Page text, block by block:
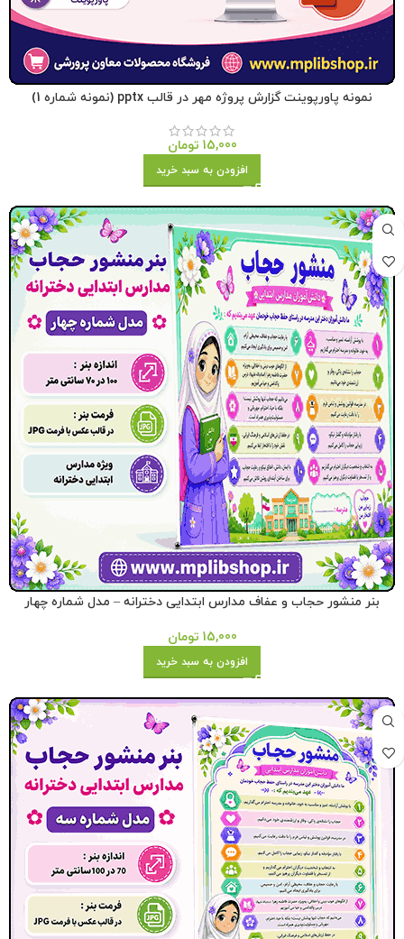
نمونه پاورپوینت گزارش پروژه مهر در قالب pptx (نمونه شماره 1)
15,000 تومان
افزودن به سبد خرید
بنر منشور حجاب و عفاف مدارس ابتدایی دخترانه – مدل شماره چهار
15,000 تومان
افزودن به سبد خرید